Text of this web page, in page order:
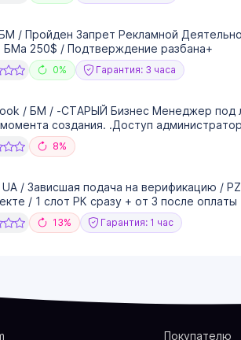
/ Пройден Запрет Рекламной
БМа 250$ / Подтверждение разбана+
0% Гарантия: 3 часа
/ БМ / -СТАРЫЙ Бизнес Менеджер под
создания. .Доступ
8%
UA / Зависшая подача на верификацию /
/ 1 слот РК сразу + от 3 после оплаты
13% Гарантия: 1 час
Покупателю